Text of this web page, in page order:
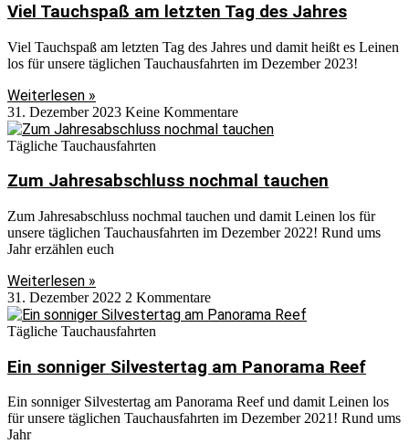
Viel Tauchspaß am letzten Tag des Jahres
Viel Tauchspaß am letzten Tag des Jahres und damit heißt es Leinen
los für unsere täglichen Tauchausfahrten im Dezember 2023!
Weiterlesen »
31. Dezember 2023 Keine Kommentare
Tägliche Tauchausfahrten
Zum Jahresabschluss nochmal tauchen
Zum Jahresabschluss nochmal tauchen und damit Leinen los für
unsere täglichen Tauchausfahrten im Dezember 2022! Rund ums
Jahr erzählen euch
Weiterlesen »
31. Dezember 2022 2 Kommentare
Tägliche Tauchausfahrten
Ein sonniger Silvestertag am Panorama Reef
Ein sonniger Silvestertag am Panorama Reef und damit Leinen los
für unsere täglichen Tauchausfahrten im Dezember 2021! Rund ums
Jahr